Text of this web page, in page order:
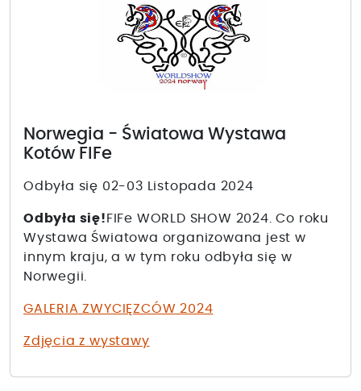
Norwegia - Światowa Wystawa
Kotów FIFe
Odbyła się 02-03 Listopada 2024
Odbyła się!FIFe WORLD SHOW 2024. Co roku
Wystawa Światowa organizowana jest w
innym kraju, a w tym roku odbyła się w
Norwegii.
GALERIA ZWYCIĘZCÓW 2024
Zdjęcia z wystawy